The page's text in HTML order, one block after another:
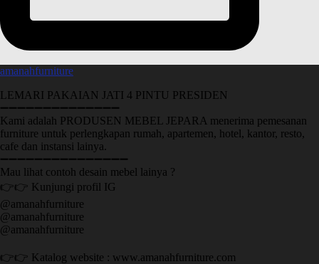
amanahfurniture
LEMARI PAKAIAN JATI 4 PINTU PRESIDEN
➖➖➖➖➖➖➖➖➖➖➖➖➖➖
Kami adalah PRODUSEN MEBEL JEPARA menerima pemesanan
furniture untuk perlengkapan rumah, apartemen, hotel, kantor, resto,
cafe dan instansi lainya.
➖➖➖➖➖➖➖➖➖➖➖➖➖➖➖
Mau lihat contoh desain mebel lainya ?
👉👉 Kunjungi profil IG
@amanahfurniture
@amanahfurniture
@amanahfurniture
👉👉 Katalog website : www.amanahfurniture.com